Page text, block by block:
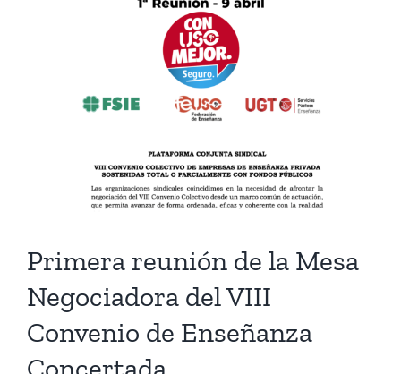
Primera reunión de la Mesa
Negociadora del VIII
Convenio de Enseñanza